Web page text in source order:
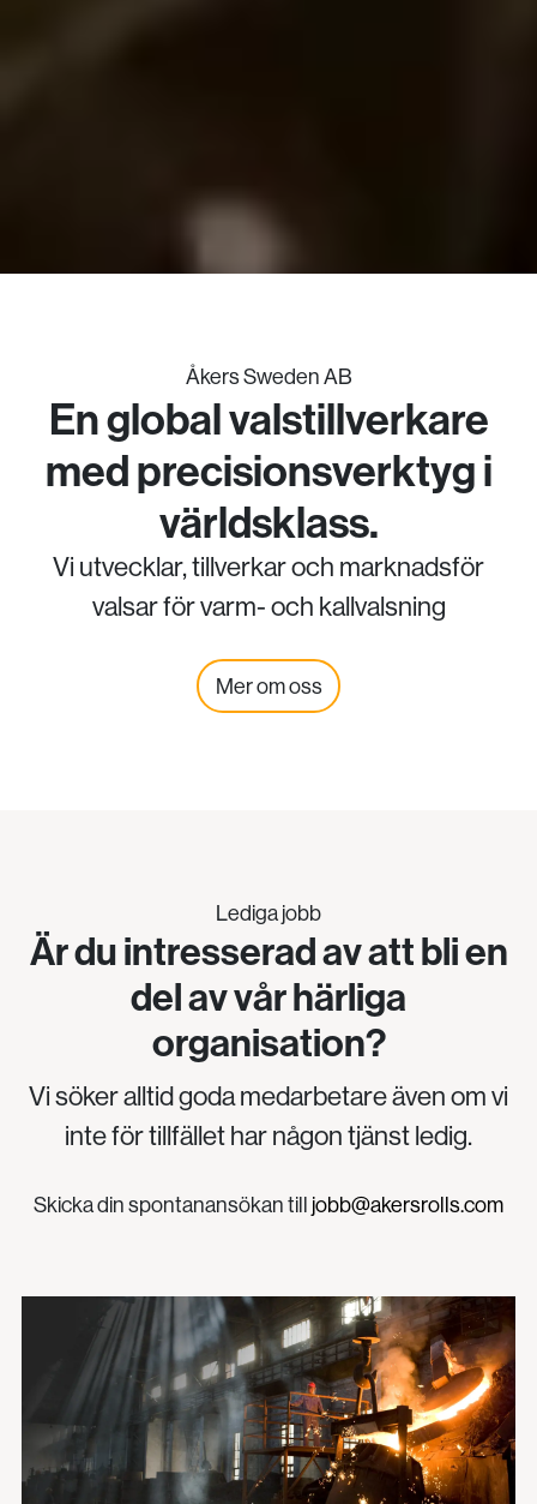
Åkers Sweden AB
En global valstillverkare
med precisionsverktyg i
världsklass.
Vi utvecklar, tillverkar och marknadsför
valsar för varm- och kallvalsning
Mer om oss
Lediga jobb
Är du intresserad av att bli en
del av vår härliga
organisation?
Vi söker alltid goda medarbetare även om vi
inte för tillfället har någon tjänst ledig.
Skicka din spontanansökan till jobb@akersrolls.com